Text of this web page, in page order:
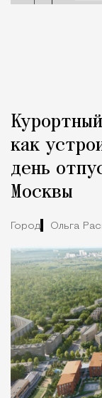
как
день
Москвы
Город Ольга